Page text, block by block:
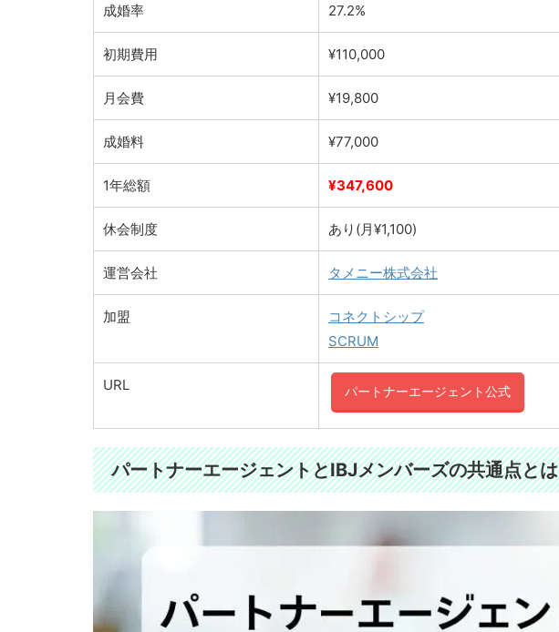
成婚率 27.2%
初期費用 ¥110,000
月会費 ¥19,800
成婚料 ¥77,000
1年総額 ¥347,600
休会制度 あり(月¥1,100)
運営会社 タメニー株式会社
加盟
コネクトシップ
SCRUM
URL パートナーエージェント公式
パートナーエージェントとIBJメンバーズの共通点とは